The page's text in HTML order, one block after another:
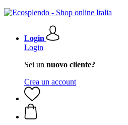
Login
Login
Sei un nuovo cliente?
Crea un account